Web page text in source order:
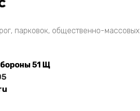
парковок, общественно-массовых
51 Щ